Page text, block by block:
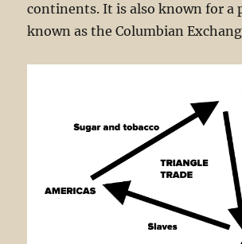
continents. It is also known for a
known as the Columbian